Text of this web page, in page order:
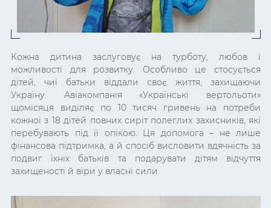
Кожна дитина заслуговує на турботу, любов і
можливості для розвитку. Особливо це стосується
дітей, чиї батьки віддали своє життя, захищаючи
Україну. Авіакомпанія «Українські вертольоти»
щомісяця виділяє по 10 тисяч гривень на потреби
кожної з 18 дітей повних сиріт полеглих захисників, які
перебувають під її опікою. Ця допомога – не лише
фінансова підтримка, а й спосіб висловити вдячність за
подвиг їхніх батьків та подарувати дітям відчуття
захищеності й віри у власні сили.